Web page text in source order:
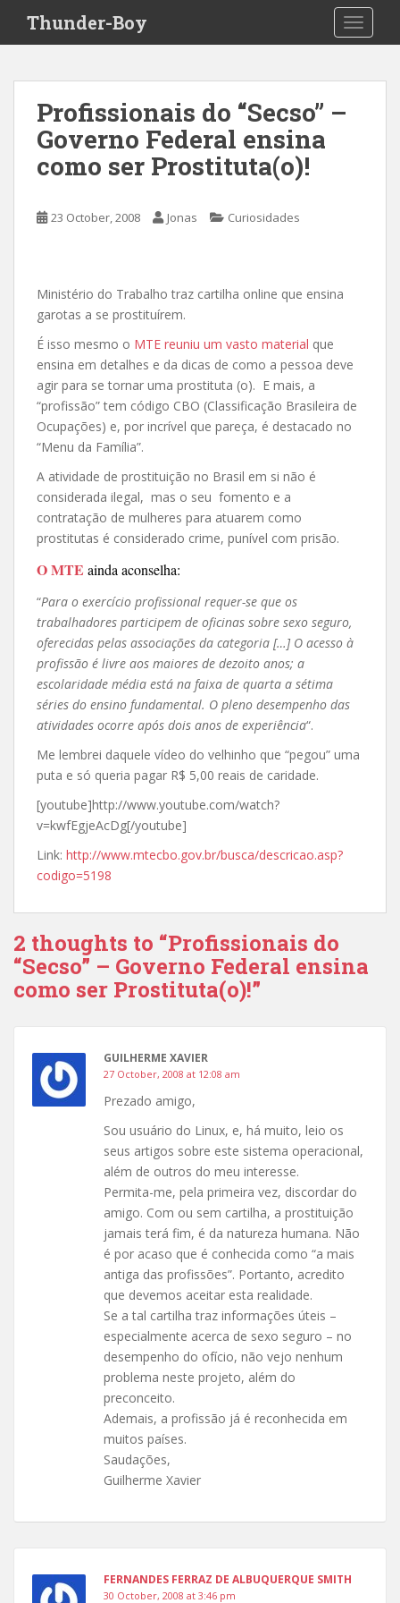
i
Thunder-Boy
Profissionais do “Secso” –
Governo Federal ensina
como ser Prostituta(o)!
23 October, 2008 Jonas Curiosidades
Ministério do Trabalho traz cartilha online que ensina
garotas a se prostituírem.
É isso mesmo o MTE reuniu um vasto material que
ensina em detalhes e da dicas de como a pessoa deve
agir para se tornar uma prostituta (o). E mais, a
“profissão” tem código CBO (Classificação Brasileira de
Ocupações) e, por incrível que pareça, é destacado no
“Menu da Família”.
A atividade de prostituição no Brasil em si não é
considerada ilegal, mas o seu fomento e a
contratação de mulheres para atuarem como
prostitutas é considerado crime, punível com prisão.
O MTE ainda aconselha:
“Para o exercício profissional requer-se que os
trabalhadores participem de oficinas sobre sexo seguro,
oferecidas pelas associações da categoria […] O acesso à
profissão é livre aos maiores de dezoito anos; a
escolaridade média está na faixa de quarta a sétima
séries do ensino fundamental. O pleno desempenho das
atividades ocorre após dois anos de experiência“.
Me lembrei daquele vídeo do velhinho que “pegou” uma
puta e só queria pagar R$ 5,00 reais de caridade.
[youtube]http://www.youtube.com/watch?
v=kwfEgjeAcDg[/youtube]
Link: http://www.mtecbo.gov.br/busca/descricao.asp?
codigo=5198
2 thoughts to “Profissionais do
“Secso” – Governo Federal ensina
como ser Prostituta(o)!”
GUILHERME XAVIER
27 October, 2008 at 12:08 am
Prezado amigo,
Sou usuário do Linux, e, há muito, leio os
seus artigos sobre este sistema operacional,
além de outros do meu interesse.
Permita-me, pela primeira vez, discordar do
amigo. Com ou sem cartilha, a prostituição
jamais terá fim, é da natureza humana. Não
é por acaso que é conhecida como “a mais
antiga das profissões”. Portanto, acredito
que devemos aceitar esta realidade.
Se a tal cartilha traz informações úteis –
especialmente acerca de sexo seguro – no
desempenho do ofício, não vejo nenhum
problema neste projeto, além do
preconceito.
Ademais, a profissão já é reconhecida em
muitos países.
Saudações,
Guilherme Xavier
FERNANDES FERRAZ DE ALBUQUERQUE SMITH
30 October, 2008 at 3:46 pm